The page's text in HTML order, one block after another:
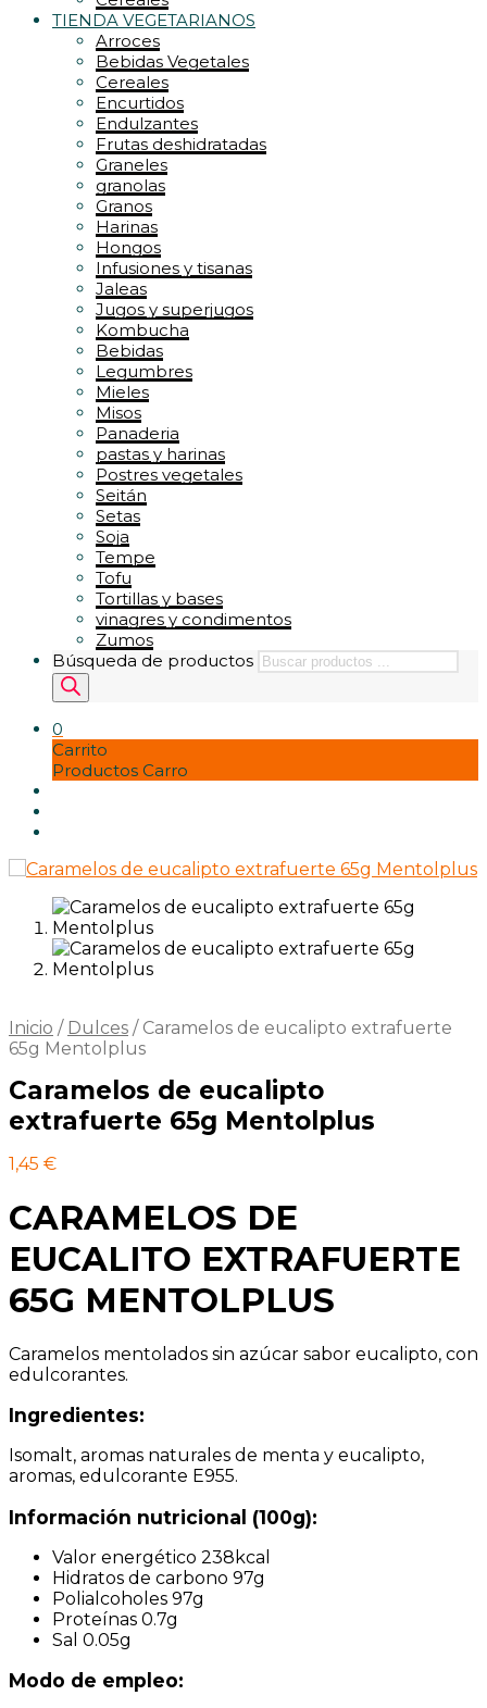
TIENDA VEGETARIANOS
Arroces
Bebidas Vegetales
Cereales
Encurtidos
Endulzantes
Frutas deshidratadas
Graneles
granolas
Granos
Harinas
Hongos
Infusiones y tisanas
Jaleas
Jugos y superjugos
Kombucha
Bebidas
Legumbres
Mieles
Misos
Panaderia
pastas y harinas
Postres vegetales
Seitán
Setas
Soja
Tempe
Tofu
Tortillas y bases
vinagres y condimentos
Zumos
Búsqueda de productos
0
Carrito
Productos Carro
Inicio / Dulces /Caramelos de eucalipto extrafuerte
65g Mentolplus
Caramelos de eucalipto
extrafuerte 65g Mentolplus
1,45 €
CARAMELOS DE
EUCALITO EXTRAFUERTE
65G MENTOLPLUS
Caramelos mentolados sin azúcar sabor eucalipto, con
edulcorantes.
Ingredientes:
Isomalt, aromas naturales de menta y eucalipto,
aromas, edulcorante E955.
Información nutricional (100g):
Valor energético 238kcal
Hidratos de carbono 97g
Polialcoholes 97g
Proteínas 0.7g
Sal 0.05g
Modo de empleo: